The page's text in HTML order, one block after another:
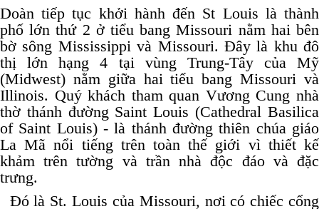
Doàn tiếp tục khởi hành đến St Louis là thành
phố lớn thứ 2 ở tiểu bang Missouri nằm hai bên
bờ sông Mississippi và Missouri. Đây là khu đô
thị lớn hạng 4 tại vùng Trung-Tây của Mỹ
(Midwest) nằm giữa hai tiểu bang Missouri và
Illinois. Quý khách tham quan Vương Cung nhà
thờ thánh đường Saint Louis (Cathedral Basilica
of Saint Louis) - là thánh đường thiên chúa giáo
La Mã nổi tiếng trên toàn thế giới vì thiết kế
khảm trên tường và trần nhà độc đáo và đặc
trưng.
Đó là St. Louis của Missouri, nơi có chiếc cổng